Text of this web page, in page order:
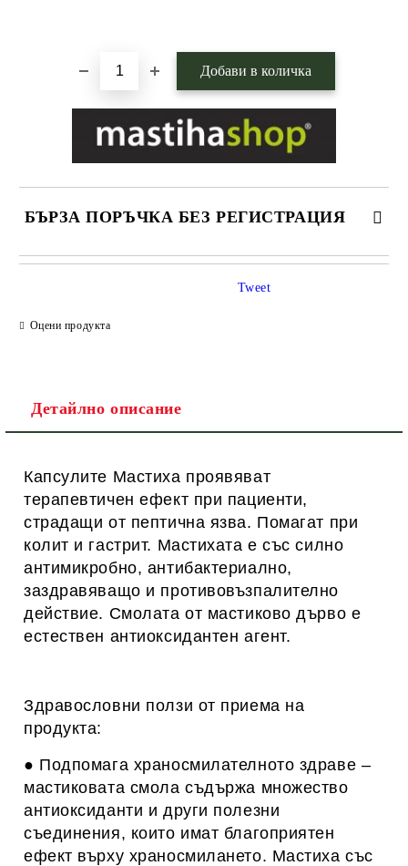
БЪРЗА ПОРЪЧКА БЕЗ РЕГИСТРАЦИЯ
САМО ПОПЪЛНЕТЕ 1 ПОЛЕ
Ние ще се свържем с вас в рамките на работния ден.
Оцени продукта
Tweet
Детайлно описание
Капсулите Мастиха проявяват
терапевтичен ефект при пациенти,
страдащи от пептична язва. Помагат при
колит и гастрит. Мастихата е със силно
антимикробно, антибактериално,
заздравяващо и противовъзпалително
действие. Смолата от мастиково дърво е
естествен антиоксидантен агент.
Здравословни ползи от приема на
продукта:
● Подпомага храносмилателното здраве –
мастиковата смола съдържа множество
антиоксиданти и други полезни
съединения, които имат благоприятен
ефект върху храносмилането. Мастиха със